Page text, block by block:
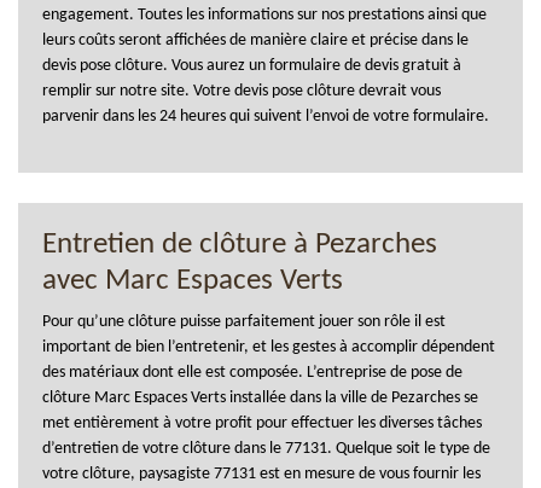
engagement. Toutes les informations sur nos prestations ainsi que
leurs coûts seront affichées de manière claire et précise dans le
devis pose clôture. Vous aurez un formulaire de devis gratuit à
remplir sur notre site. Votre devis pose clôture devrait vous
parvenir dans les 24 heures qui suivent l’envoi de votre formulaire.
Entretien de clôture à Pezarches
avec Marc Espaces Verts
Pour qu’une clôture puisse parfaitement jouer son rôle il est
important de bien l’entretenir, et les gestes à accomplir dépendent
des matériaux dont elle est composée. L’entreprise de pose de
clôture Marc Espaces Verts installée dans la ville de Pezarches se
met entièrement à votre profit pour effectuer les diverses tâches
d’entretien de votre clôture dans le 77131. Quelque soit le type de
votre clôture, paysagiste 77131 est en mesure de vous fournir les